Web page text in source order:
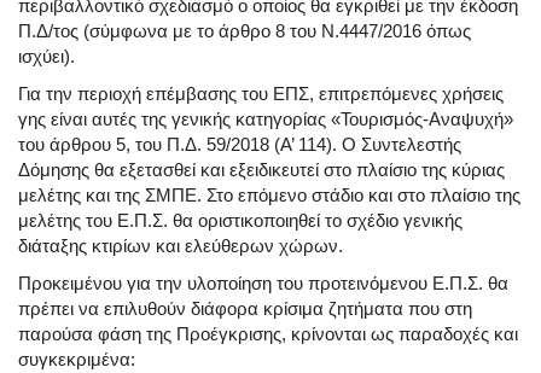
περιβαλλοντικό σχεδιασμό ο οποίος θα εγκριθεί με την έκδοση
Π.Δ/τος (σύμφωνα με το άρθρο 8 του Ν.4447/2016 όπως
ισχύει).
Για την περιοχή επέμβασης του ΕΠΣ, επιτρεπόμενες χρήσεις
γης είναι αυτές της γενικής κατηγορίας «Τουρισμός-Αναψυχή»
του άρθρου 5, του Π.Δ. 59/2018 (Α’ 114). Ο Συντελεστής
Δόμησης θα εξετασθεί και εξειδικευτεί στο πλαίσιο της κύριας
μελέτης και της ΣΜΠΕ. Στο επόμενο στάδιο και στο πλαίσιο της
μελέτης του Ε.Π.Σ. θα οριστικοποιηθεί το σχέδιο γενικής
διάταξης κτιρίων και ελεύθερων χώρων.
Προκειμένου για την υλοποίηση του προτεινόμενου Ε.Π.Σ. θα
πρέπει να επιλυθούν διάφορα κρίσιμα ζητήματα που στη
παρούσα φάση της Προέγκρισης, κρίνονται ως παραδοχές και
συγκεκριμένα: